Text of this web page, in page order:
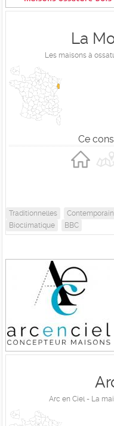
La
Les maisons à
Ce
Traditionnelles
Bioclimatique
BBC
Arc en Ciel - La